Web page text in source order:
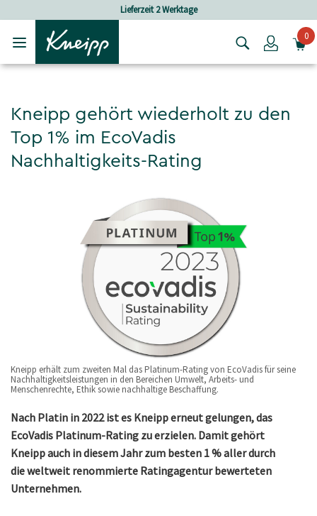
Lieferzeit 2 Werktage
Login0
Kneipp gehört wiederholt zu den
Top 1% im EcoVadis
Nachhaltigkeits-Rating
Kneipp erhält zum zweiten Mal das Platinum-Rating von EcoVadis für seine
Nachhaltigkeitsleistungen in den Bereichen Umwelt, Arbeits- und
Menschenrechte, Ethik sowie nachhaltige Beschaffung.
Nach Platin in 2022 ist es Kneipp erneut gelungen, das
EcoVadis Platinum-Rating zu erzielen. Damit gehört
Kneipp auch in diesem Jahr zum besten 1 % aller durch
die weltweit renommierte Ratingagentur bewerteten
Unternehmen.